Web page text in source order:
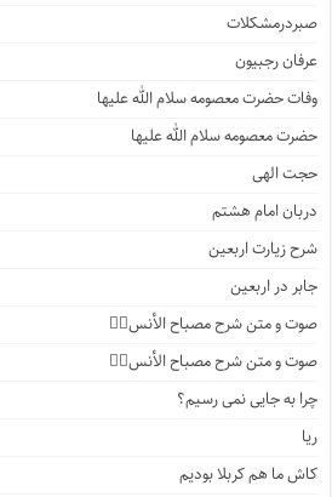
صبردرمشکلات
عرفان رجبیون
وفات حضرت معصومه سلام الله علیها
حضرت معصومه سلام الله علیها
حجت الهی
دربان امام هشتم
شرح زیارت اربعین
جابر در اربعین
صوت و متن شرح مصباح الأنس۴️⃣
صوت و متن شرح مصباح الأنس۳️⃣
چرا به جایی نمی رسیم؟
ریا
کاش ما هم کربلا بودیم